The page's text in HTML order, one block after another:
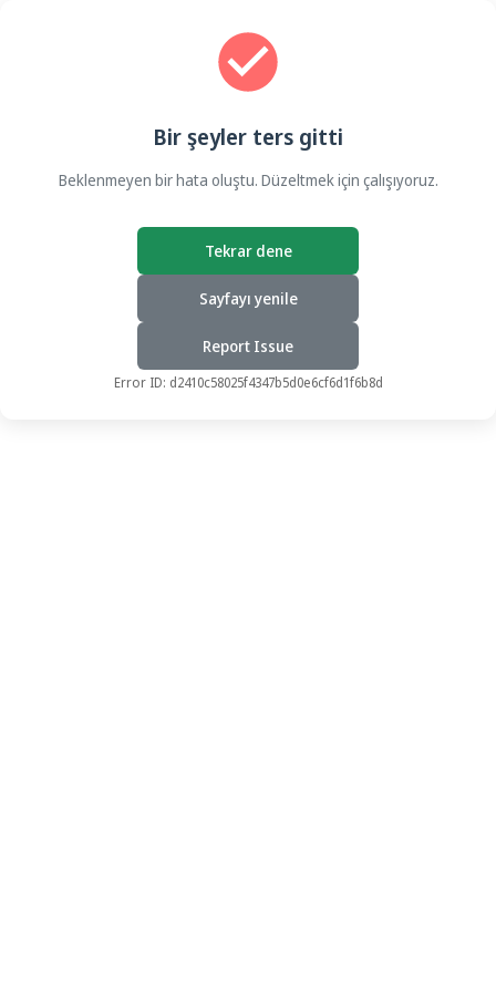
Bir şeyler ters gitti
Beklenmeyen bir hata oluştu. Düzeltmek için çalışıyoruz.
Tekrar dene
Sayfayı yenile
Report Issue
Error ID: d2410c58025f4347b5d0e6cf6d1f6b8d